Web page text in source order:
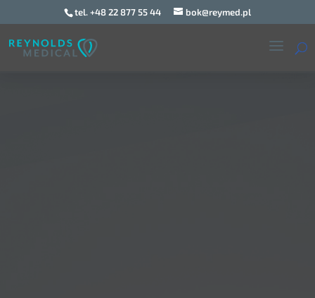
tel. +48 22 877 55 44 bok@reymed.pl